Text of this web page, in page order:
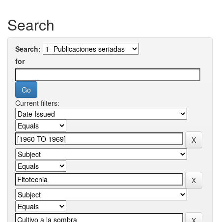
Search
Search:
for
Current filters: